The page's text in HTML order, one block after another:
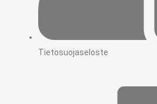
Tietosuojaseloste